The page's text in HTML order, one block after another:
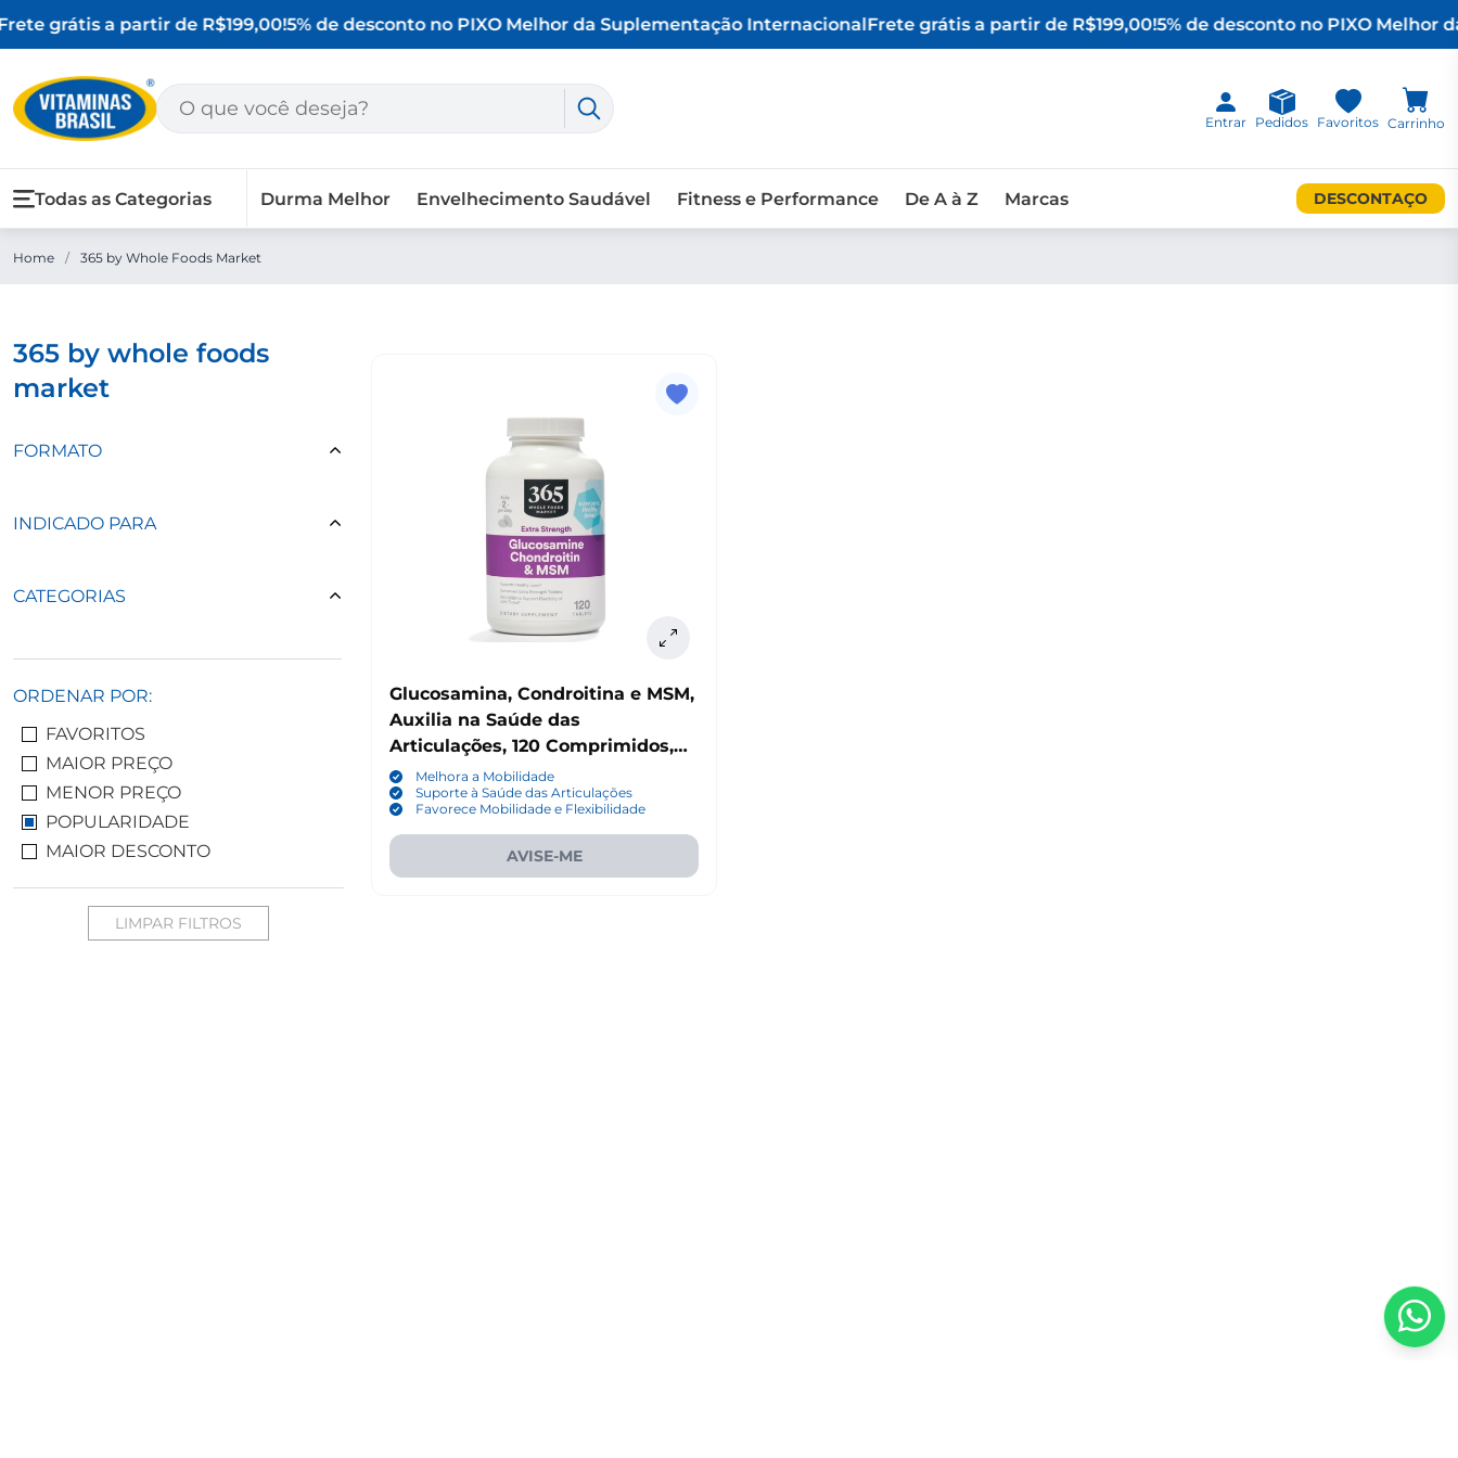
grátis a partir de R$199,00!5% de desconto no PIXO Melhor da Suplementação InternacionalFrete grátis a partir de R$199,00!5% de desconto no PIXO Melhor
Entrar Pedidos Favoritos Carrinho
Todas as Categorias Durma Melhor Envelhecimento Saudável Fitness e Performance De A à Z Marcas DESCONTAÇO
Home / 365 by Whole Foods Market
365 by whole foods
market
FORMATO
INDICADO PARA
CATEGORIAS
ORDENAR POR:
FAVORITOS
MAIOR PREÇO
MENOR PREÇO
POPULARIDADE
MAIOR DESCONTO
LIMPAR FILTROS
Glucosamina, Condroitina e MSM,
Auxilia na Saúde das
Articulações, 120 Comprimidos,
365 by Whole Foods Market
Melhora a Mobilidade
Suporte à Saúde das Articulações
Favorece Mobilidade e Flexibilidade
AVISE-ME